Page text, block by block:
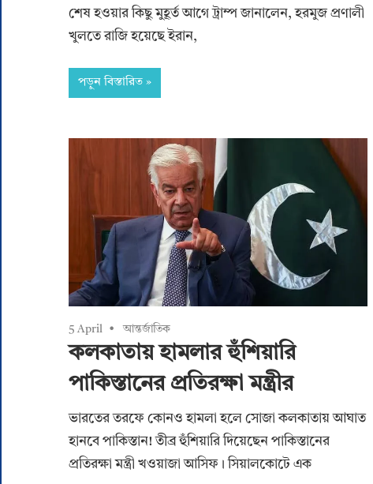
শেষ হওয়ার কিছু মুহূর্ত আগে ট্রাম্প জানালেন, হরমুজ প্রণালী
খুলতে রাজি হয়েছে ইরান,
পড়ুন বিস্তারিত
5 April আন্তর্জাতিক
কলকাতায় হামলার হুঁশিয়ারি
পাকিস্তানের প্রতিরক্ষা মন্ত্রীর
ভারতের তরফে কোনও হামলা হলে সোজা কলকাতায় আঘাত
হানবে পাকিস্তান! তীব্র হুঁশিয়ারি দিয়েছেন পাকিস্তানের
প্রতিরক্ষা মন্ত্রী খওয়াজা আসিফ। সিয়ালকোটে এক